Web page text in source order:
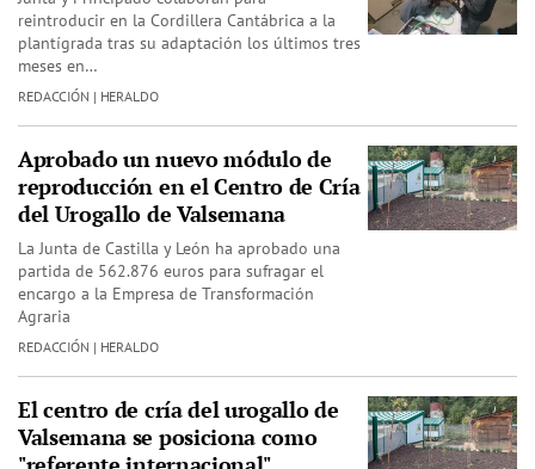
reintroducir en la Cordillera Cantábrica a la
plantígrada tras su adaptación los últimos tres
meses en…
REDACCIÓN | HERALDO
Aprobado un nuevo módulo de
reproducción en el Centro de Cría
del Urogallo de Valsemana
La Junta de Castilla y León ha aprobado una
partida de 562.876 euros para sufragar el
encargo a la Empresa de Transformación
Agraria
REDACCIÓN | HERALDO
El centro de cría del urogallo de
Valsemana se posiciona como